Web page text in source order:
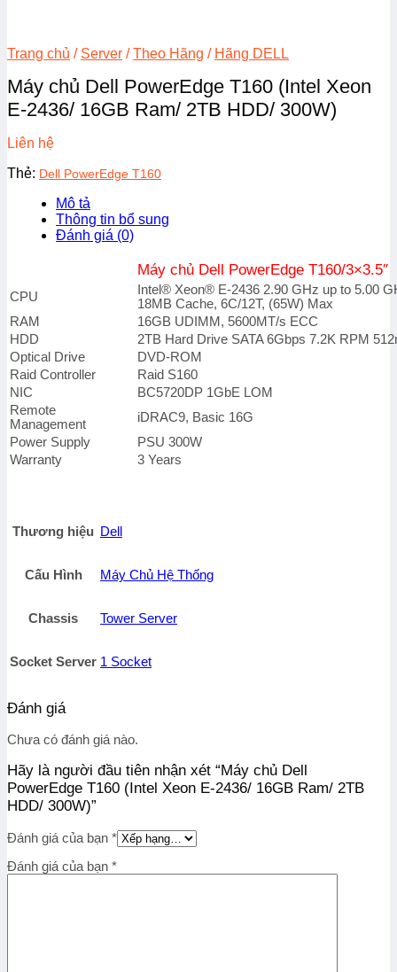
Trang chủ / Server / Theo Hãng / Hãng DELL
Máy chủ Dell PowerEdge T160 (Intel Xeon
E-2436/ 16GB Ram/ 2TB HDD/ 300W)
Liên hệ
Thẻ: Dell PowerEdge T160
Mô tả
Thông tin bổ sung
Đánh giá (0)
Máy chủ Dell PowerEdge T160/3×3.5″
CPU
Intel® Xeon® E-2436 2.90 GHz up to 5.00
18MB Cache, 6C/12T, (65W) Max
RAM
16GB UDIMM, 5600MT/s ECC
HDD
2TB Hard Drive SATA 6Gbps 7.2K RPM
Optical Drive
DVD-ROM
Raid Controller
Raid S160
NIC
BC5720DP 1GbE LOM
Remote
Management
iDRAC9, Basic 16G
Power Supply
PSU 300W
Warranty
3 Years
Thương hiệu Dell
Cấu Hình Máy Chủ Hệ Thống
Chassis Tower Server
Socket Server 1 Socket
Đánh giá
Chưa có đánh giá nào.
Hãy là người đầu tiên nhận xét “Máy chủ Dell
PowerEdge T160 (Intel Xeon E-2436/ 16GB Ram/ 2TB
HDD/ 300W)”
Đánh giá của bạn *
Đánh giá của bạn *